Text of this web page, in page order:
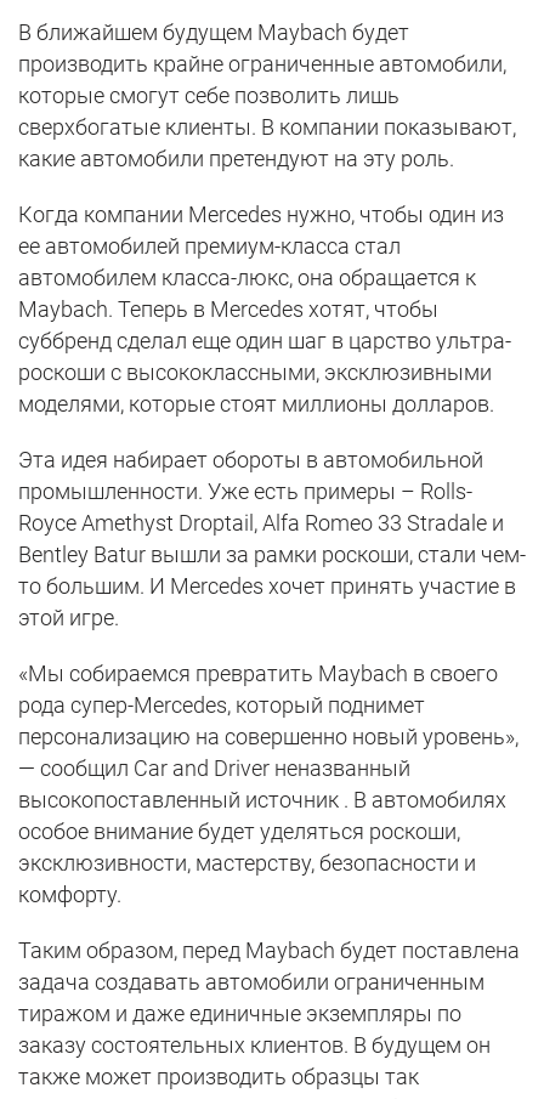
В ближайшем будущем Maybach будет
производить крайне ограниченные автомобили,
которые смогут себе позволить лишь
сверхбогатые клиенты. В компании показывают,
какие автомобили претендуют на эту роль.
Когда компании Mercedes нужно, чтобы один из
ее автомобилей премиум-класса стал
автомобилем класса-люкс, она обращается к
Maybach. Теперь в Mercedes хотят, чтобы
суббренд сделал еще один шаг в царство ультра-
роскоши с высококлассными, эксклюзивными
моделями, которые стоят миллионы долларов.
Эта идея набирает обороты в автомобильной
промышленности. Уже есть примеры – Rolls-
Royce Amethyst Droptail, Alfa Romeo 33 Stradale и
Bentley Batur вышли за рамки роскоши, стали чем-
то большим. И Mercedes хочет принять участие в
этой игре.
«Мы собираемся превратить Maybach в своего
рода супер-Mercedes, который поднимет
персонализацию на совершенно новый уровень»,
— сообщил Car and Driver неназванный
высокопоставленный источник . В автомобилях
особое внимание будет уделяться роскоши,
эксклюзивности, мастерству, безопасности и
комфорту.
Таким образом, перед Maybach будет поставлена ​​
задача создавать автомобили ограниченным
тиражом и даже единичные экземпляры по
заказу состоятельных клиентов. В будущем он
также может производить образцы так